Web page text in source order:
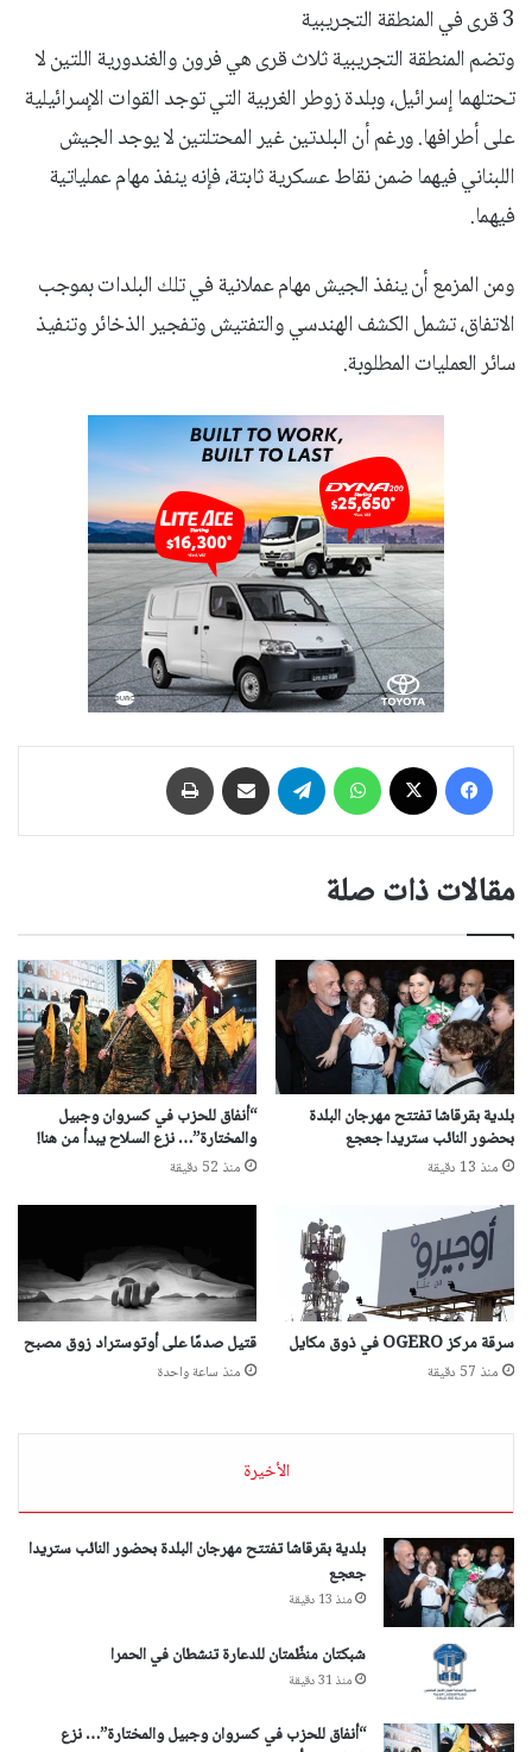
3 قرى في المنطقة التجريبية
وتضم المنطقة التجريبية ثلاث قرى هي فرون والغندورية اللتين لا
تحتلهما إسرائيل، وبلدة زوطر الغربية التي توجد القوات الإسرائيلية
على أطرافها. ورغم أن البلدتين غير المحتلتين لا يوجد الجيش
اللبناني فيهما ضمن نقاط عسكرية ثابتة، فإنه ينفذ مهام عملياتية
فيهما.
ومن المزمع أن ينفذ الجيش مهام عملانية في تلك البلدات بموجب
الاتفاق، تشمل الكشف الهندسي والتفتيش وتفجير الذخائر وتنفيذ
سائر العمليات المطلوبة.
فيسبوك واتساب تيلقرام مشاركة عبر البريد
مقالات ذات صلة
بلدية بقرقاشا تفتتح مهرجان البلدة
بحضور النائب ستريدا جعجع
منذ 13 دقيقة
“أنفاق للحزب في كسروان وجبيل
والمختارة”… نزع السلاح يبدأ من هنا!
منذ 52 دقيقة
سرقة مركز OGERO في ذوق مكايل
منذ 57 دقيقة
قتيل صدمًا على أوتوستراد زوق مصبح
منذ ساعة واحدة
الأخيرة
بلدية بقرقاشا تفتتح مهرجان البلدة بحضور النائب ستريدا
جعجع
منذ 13 دقيقة
شبكتان منظّمتان للدعارة تنشطان في الحمرا
منذ 31 دقيقة
“أنفاق للحزب في كسروان وجبيل والمختارة”… نزع